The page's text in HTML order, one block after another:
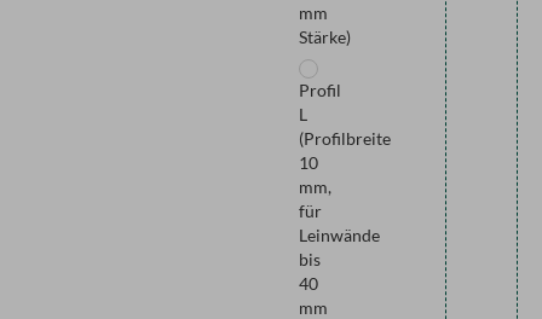
mm
Stärke)
Profil
L
(Profilbreite
10
mm,
für
Leinwände
bis
40
mm